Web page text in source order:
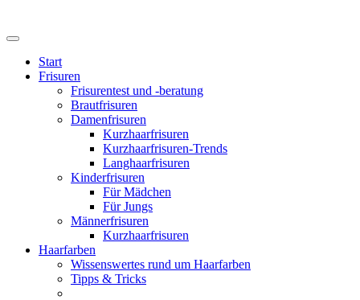
Start
Frisuren
Frisurentest und -beratung
Brautfrisuren
Damenfrisuren
Kurzhaarfrisuren
Kurzhaarfrisuren-Trends
Langhaarfrisuren
Kinderfrisuren
Für Mädchen
Für Jungs
Männerfrisuren
Kurzhaarfrisuren
Haarfarben
Wissenswertes rund um Haarfarben
Tipps & Tricks